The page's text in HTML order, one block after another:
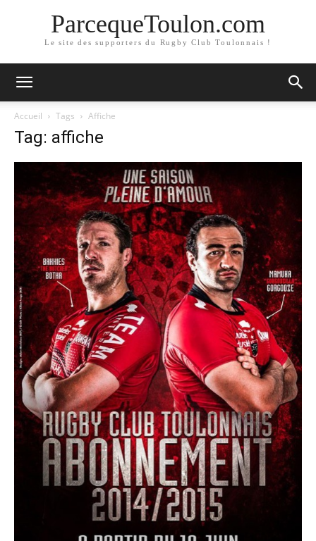
ParcequeToulon.com
Le site des supporters du Rugby Club Toulonnais !
Accueil Tags Affiche
Tag: affiche